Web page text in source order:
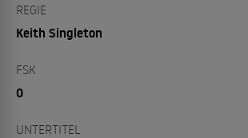
REGIE
Keith Singleton
FSK
0
UNTERTITEL